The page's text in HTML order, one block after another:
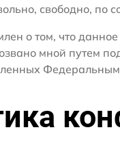
свободно, по
о том, что
мной путем